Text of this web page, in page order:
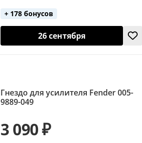
+ 178 бонусов
26 сентября
Гнездо для усилителя Fender 005-
9889-049
3 090 ₽